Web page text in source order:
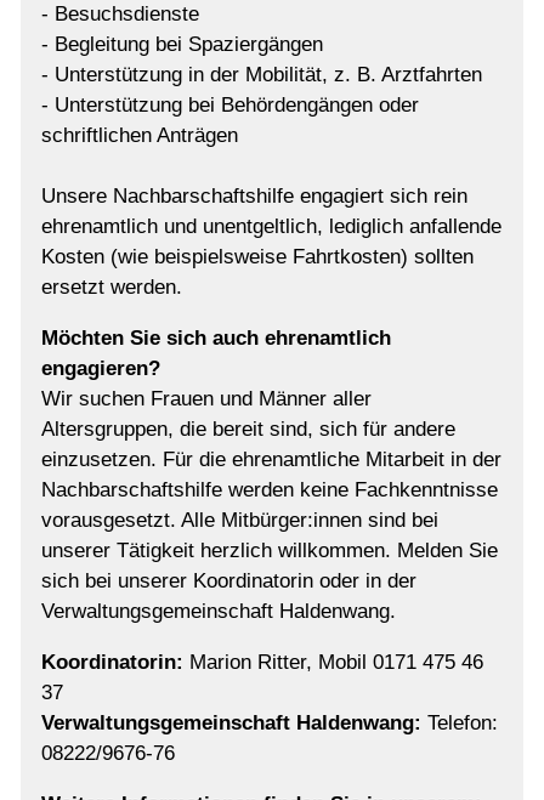
- Besuchsdienste
- Begleitung bei Spaziergängen
- Unterstützung in der Mobilität, z. B. Arztfahrten
- Unterstützung bei Behördengängen oder
schriftlichen Anträgen
Unsere Nachbarschaftshilfe engagiert sich rein
ehrenamtlich und unentgeltlich, lediglich anfallende
Kosten (wie beispielsweise Fahrtkosten) sollten
ersetzt werden.
Möchten Sie sich auch ehrenamtlich
engagieren?
Wir suchen Frauen und Männer aller
Altersgruppen, die bereit sind, sich für andere
einzusetzen. Für die ehrenamtliche Mitarbeit in der
Nachbarschaftshilfe werden keine Fachkenntnisse
vorausgesetzt. Alle Mitbürger:innen sind bei
unserer Tätigkeit herzlich willkommen. Melden Sie
sich bei unserer Koordinatorin oder in der
Verwaltungsgemeinschaft Haldenwang.
Koordinatorin: Marion Ritter, Mobil 0171 475 46
37
Verwaltungsgemeinschaft Haldenwang: Telefon:
08222/9676-76